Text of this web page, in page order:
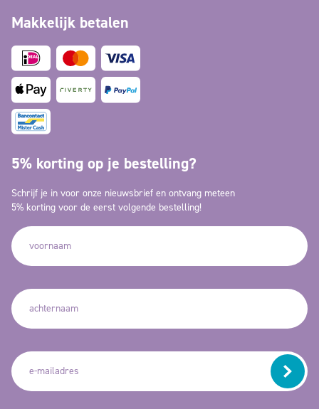
Makkelijk betalen
5% korting op je bestelling?
Schrijf je in voor onze nieuwsbrief en ontvang meteen
5% korting voor de eerst volgende bestelling!